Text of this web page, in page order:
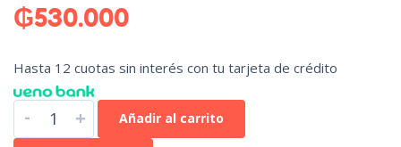
₲530.000
Hasta 12 cuotas sin interés con tu tarjeta de crédito
- + Añadir al carrito